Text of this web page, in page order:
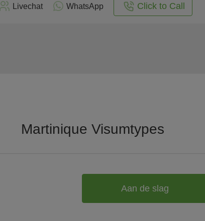
Livechat WhatsApp Click to Call
Martinique Visumtypes
Aan de slag